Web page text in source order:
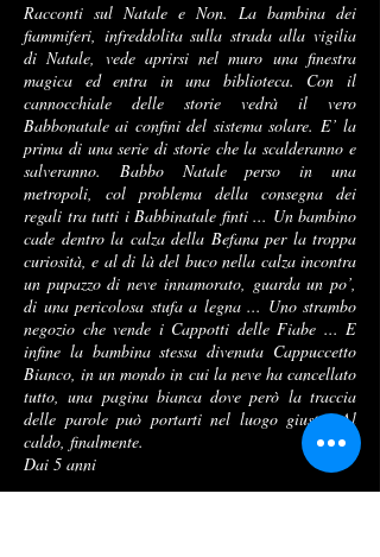
Racconti sul Natale e Non. La bambina dei
fiammiferi, infreddolita sulla strada alla vigilia
di Natale, vede aprirsi nel muro una finestra
magica ed entra in una biblioteca. Con il
cannocchiale delle storie vedrà il vero
Babbonatale ai confini del sistema solare. E’ la
prima di una serie di storie che la scalderanno e
salveranno. Babbo Natale perso in una
metropoli, col problema della consegna dei
regali tra tutti i Babbinatale finti ... Un bambino
cade dentro la calza della Befana per la troppa
curiosità, e al di là del buco nella calza incontra
un pupazzo di neve innamorato, guarda un po’,
di una pericolosa stufa a legna ... Uno strambo
negozio che vende i Cappotti delle Fiabe ... E
infine la bambina stessa divenuta Cappuccetto
Bianco, in un mondo in cui la neve ha cancellato
tutto, una pagina bianca dove però la traccia
delle parole può portarti nel luogo giusto. Al
caldo, finalmente.
Dai 5 anni
FIABE D’INVERNO IL